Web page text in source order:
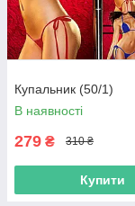
Купальник (50/1)
В наявності
279 ₴ 310 ₴
Купити